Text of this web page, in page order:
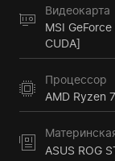
Видеокарта
MSI
CUDA]
Процессор
AMD Ryzen
ASUS ROG